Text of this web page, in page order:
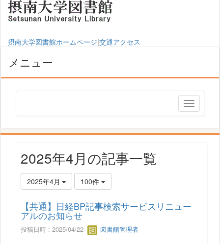
摂南大学図書館ホームページ|交通アクセス
メニュー
2025年4月の記事一覧
2025年4月 100件
【共通】日経BP記事検索サービスリニュー
アルのお知らせ
投稿日時 : 2025/04/22 図書館管理者